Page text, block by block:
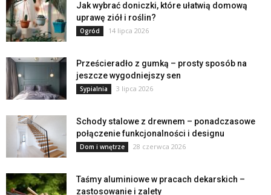
Jak wybrać doniczki, które ułatwią domową
uprawę ziół i roślin?
Ogród 14 lipca 2026
Prześcieradło z gumką – prosty sposób na
jeszcze wygodniejszy sen
Sypialnia 3 lipca 2026
Schody stalowe z drewnem – ponadczasowe
połączenie funkcjonalności i designu
Dom i wnętrze 28 czerwca 2026
Taśmy aluminiowe w pracach dekarskich –
zastosowanie i zalety